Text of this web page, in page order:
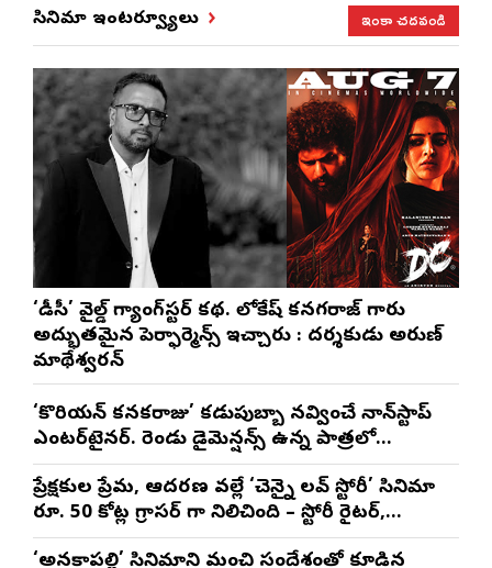
సినిమా ఇంటర్వ్యూలు ఇంకా చదవండి
‘డీసీ’ వైల్డ్ గ్యాంగ్‌స్టర్ కథ. లోకేష్ కనగరాజ్ గారు
అద్భుతమైన పెర్ఫార్మెన్స్ ఇచ్చారు : దర్శకుడు అరుణ్
మాథేశ్వరన్
‘కొరియన్ కనకరాజు’ కడుపుబ్బా నవ్వించే నాన్‌స్టాప్
ఎంటర్‌టైనర్. రెండు డైమెన్షన్స్ ఉన్న పాత్రలో
నటించడం చాలా సంతృప్తినిచ్చింది : వరుణ్ తేజ్
ప్రేక్షకుల ప్రేమ, ఆదరణ వల్లే ‘చెన్నై లవ్ స్టోరీ’ సినిమా
రూ. 50 కోట్ల గ్రాసర్ గా నిలిచింది – స్టోరీ రైటర్,
ప్రొడ్యూసర్ సాయి రాజేష్
‘అనకాపల్లి’ సినిమాని మంచి సందేశంతో కూడిన